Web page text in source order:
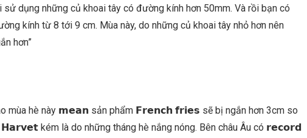
dụng những củ khoai tây có đường kính hơn 50mm. Và rồi bạn có
kính từ 8 tới 9 cm. Mùa này, do những củ khoai tây nhỏ hơn nên
hơn”
mùa hè này 𝗺𝗲𝗮𝗻 sản phẩm 𝗙𝗿𝗲𝗻𝗰𝗵 𝗳𝗿𝗶𝗲𝘀 sẽ bị ngắn hơn 3cm so
kém là do những tháng hè nắng nóng. Bên châu Âu có 𝗿𝗲𝗰𝗼𝗿𝗱